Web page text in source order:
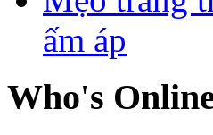
ấm áp
Who's